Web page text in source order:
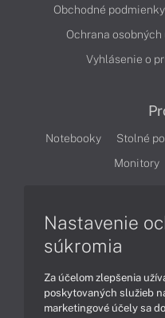
Obchodné podmienky
Ochrana osobných
Vyhlásenie o
Notebooky Stolné
Monitory
Obchodné informácie
Nastavenie
súkromia
Za účelom zlepšenia
poskytovaných služieb
marketingové účely sa